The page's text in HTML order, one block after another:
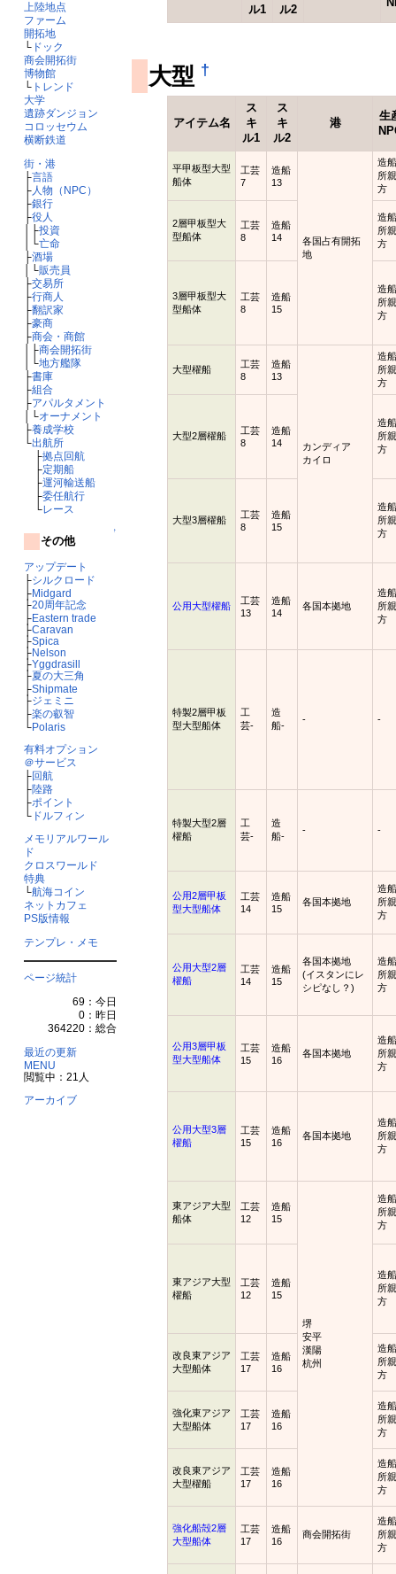
上陸地点
ファーム
開拓地
└ドック
商会開拓街
博物館
└トレンド
大学
遺跡ダンジョン
コロッセウム
横断鉄道
街・港
├言語
├人物（NPC）
├銀行
├役人
│├投資
│└亡命
├酒場
│└販売員
├交易所
├行商人
├翻訳家
├豪商
├商会・商館
│├商会開拓街
│└地方艦隊
├書庫
├組合
├アパルタメント
│└オーナメント
├養成学校
└出航所
├拠点回航
├定期船
├運河輸送船
├委任航行
└レース
↑
その他
アップデート
├シルクロード
├Midgard
├20周年記念
├Eastern trade
├Caravan
├Spica
├Nelson
├Yggdrasill
├夏の大三角
├Shipmate
├ジェミニ
├楽の叡智
└Polaris
有料オプション
＠サービス
├回航
├陸路
├ポイント
└ドルフィン
メモリアルワール
ド
クロスワールド
特典
└航海コイン
ネットカフェ
PS版情報
テンプレ・メモ
ページ統計
69：今日
0：昨日
364220：総合
最近の更新
MENU
閲覧中：21人
アーカイブ
ル1
ル2
大型 †
アイテム名
ス
キ
ル1
ス
キ
ル2
港
生
平甲板型大型
船体
工芸
7
造船
13
各国占有開拓
地
造
所
方
2層甲板型大
型船体
工芸
8
造船
14
造
所
方
3層甲板型大
型船体
工芸
8
造船
15
造
所
方
大型櫂船
工芸
8
造船
13
カンディア
カイロ
造
所
方
大型2層櫂船
工芸
8
造船
14
造
所
方
大型3層櫂船
工芸
8
造船
15
造
所
方
公用大型櫂船
工芸
13
造船
14
各国本拠地
造
所
方
特製2層甲板
型大型船体
工
芸-
造
船-
- -
特製大型2層
櫂船
工
芸-
造
船-
- -
公用2層甲板
型大型船体
工芸
14
造船
15
各国本拠地
造
所
方
公用大型2層
櫂船
工芸
14
造船
15
各国本拠地
(イスタンにレ
シピなし？)
造
所
方
公用3層甲板
型大型船体
工芸
15
造船
16
各国本拠地
造
所
方
公用大型3層
櫂船
工芸
15
造船
16
各国本拠地
造
所
方
東アジア大型
船体
工芸
12
造船
15
堺
安平
漢陽
杭州
造
所
方
東アジア大型
櫂船
工芸
12
造船
15
造
所
方
改良東アジア
大型船体
工芸
17
造船
16
造
所
方
強化東アジア
大型船体
工芸
17
造船
16
造
所
方
改良東アジア
大型櫂船
工芸
17
造船
16
造
所
方
強化船殻2層
大型船体
工芸
17
造船
16
商会開拓街
造
所
方